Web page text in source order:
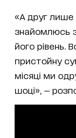
«А друг лише
знайомлюсь з
його рівень.
пристойну
місяці ми
шоці», —